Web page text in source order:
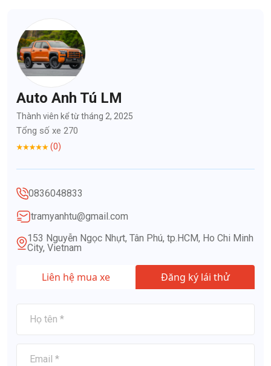
Auto Anh Tú LM
Thành viên kể từ tháng 2, 2025
Tổng số xe 270
(0)
0836048833
tramyanhtu@gmail.com
153 Nguyễn Ngọc Nhựt, Tân Phú, tp.HCM, Ho Chi Minh
City, Vietnam
Liên hệ mua xe Đăng ký lái thử